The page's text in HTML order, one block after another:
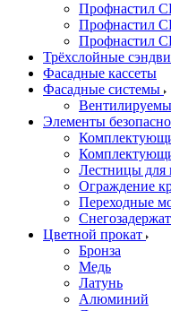
Профнастил
Профнастил
Профнастил
Трёхслойные
Фасадные кассеты
Фасадные системы
Элементы
Лестницы
Ограждение
Переходные
Цветной прокат
Бронза
Медь
Латунь
Алюминий